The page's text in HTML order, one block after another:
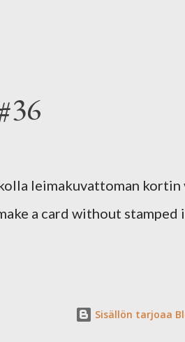
leimakuvattoman kortin
a card without stamped
Sisällön tarjoaa